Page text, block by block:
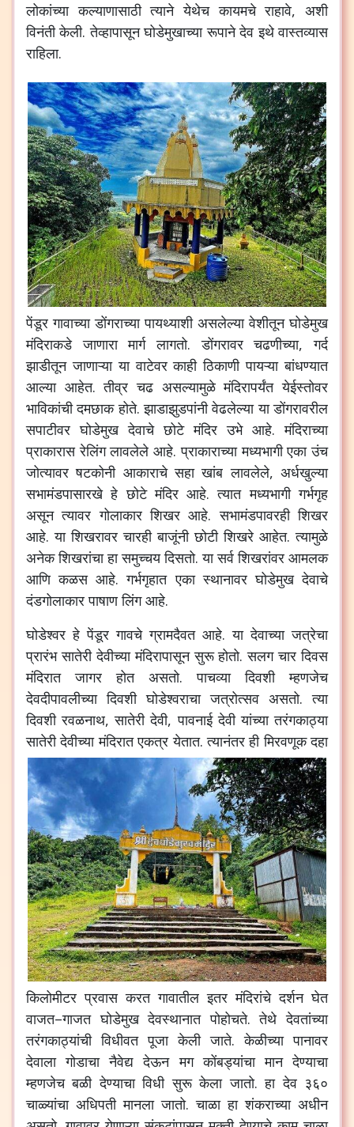
लोकांच्या कल्याणासाठी त्याने येथेच कायमचे राहावे,अशी
विनंती केली.तेव्हापासून घोडेमुखाच्या रूपाने देव इथे वास्तव्यास
राहिला.
पेंडूर गावाच्या डोंगराच्या पायथ्याशी असलेल्या वेशीतून घोडेमुख
मंदिराकडे जाणारा मार्ग लागतो.डोंगरावर चढणीच्या,गर्द
झाडीतून जाणाऱ्या या वाटेवर काही ठिकाणी पायऱ्या बांधण्यात
आल्या आहेत.तीव्र चढ असल्यामुळे मंदिरापर्यंत येईस्तोवर
भाविकांची दमछाक होते.झाडाझुडपांनी वेढलेल्या या डोंगरावरील
सपाटीवर घोडेमुख देवाचे छोटे मंदिर उभे आहे.मंदिराच्या
प्राकारास रेलिंग लावलेले आहे.प्राकाराच्या मध्यभागी एका उंच
जोत्यावर षटकोनी आकाराचे सहा खांब लावलेले,अर्धखुल्या
सभामंडपासारखे हे छोटे मंदिर आहे.त्यात मध्यभागी गर्भगृह
असून त्यावर गोलाकार शिखर आहे.सभामंडपावरही शिखर
आहे.या शिखरावर चारही बाजूंनी छोटी शिखरे आहेत.त्यामुळे
अनेक शिखरांचा हा समुच्चय दिसतो.या सर्व शिखरांवर आमलक
आणि कळस आहे.गर्भगृहात एका स्थानावर घोडेमुख देवाचे
दंडगोलाकार पाषाण लिंग आहे.
घोडेश्वर हे पेंडूर गावचे ग्रामदैवत आहे.या देवाच्या जत्रेचा
प्रारंभ सातेरी देवीच्या मंदिरापासून सुरू होतो.सलग चार दिवस
मंदिरात
जागर होत असतो.पाचव्या दिवशी
म्हणजेच
देवदीपावलीच्या दिवशी घोडेश्वराचा जत्रोत्सव असतो.त्या
दिवशी रवळनाथ,सातेरी देवी,पावनाई देवी यांच्या तरंगकाठ्या
सातेरी देवीच्या मंदिरात एकत्र येतात.त्यानंतर ही मिरवणूक दहा
किलोमीटर प्रवास करत गावातील इतर मंदिरांचे दर्शन घेत
वाजत–गाजत घोडेमुख देवस्थानात पोहोचते.तेथे देवतांच्या
तरंगकाठ्यांची विधीवत पूजा केली जाते.केळीच्या पानावर
देवाला गोडाचा नैवेद्य देऊन मग कोंबड्यांचा मान देण्याचा
म्हणजेच बळी देण्याचा विधी सुरू केला जातो.हा देव ३६०
चाळ्यांचा अधिपती मानला जातो.चाळा हा शंकराच्या अधीन